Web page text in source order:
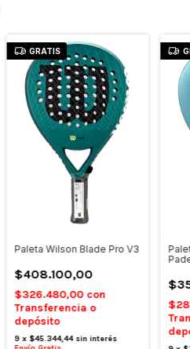
GRATIS
Paleta Wilson Blade Pro V3
$408.100,00
$326.480,00 con
Transferencia o
depósito
9 x$45.344,44 sin interés